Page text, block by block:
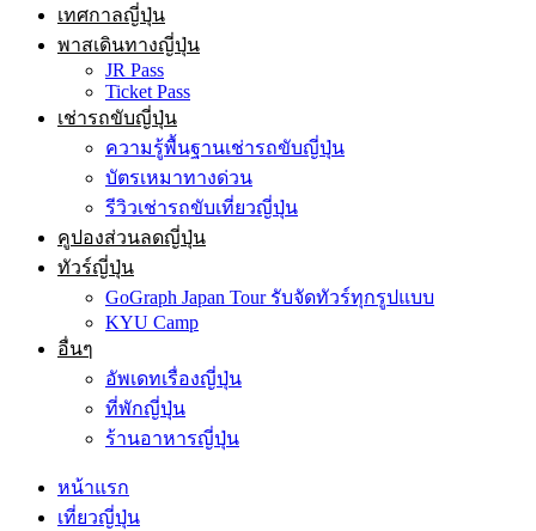
เทศกาลญี่ปุ่น
พาสเดินทางญี่ปุ่น
JR Pass
Ticket Pass
เช่ารถขับญี่ปุ่น
ความรู้พื้นฐานเช่ารถขับญี่ปุ่น
บัตรเหมาทางด่วน
รีวิวเช่ารถขับเที่ยวญี่ปุ่น
คูปองส่วนลดญี่ปุ่น
ทัวร์ญี่ปุ่น
GoGraph Japan Tour รับจัดทัวร์ทุกรูปแบบ
KYU Camp
อื่นๆ
อัพเดทเรื่องญี่ปุ่น
ที่พักญี่ปุ่น
ร้านอาหารญี่ปุ่น
หน้าแรก
เที่ยวญี่ปุ่น